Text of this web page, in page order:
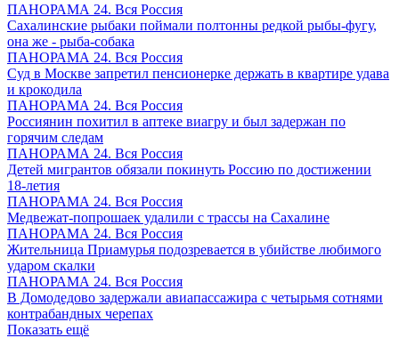
ПАНОРАМА 24. Вся Россия
Сахалинские рыбаки поймали полтонны редкой рыбы-фугу,
она же - рыба-собака
ПАНОРАМА 24. Вся Россия
Суд в Москве запретил пенсионерке держать в квартире удава
и крокодила
ПАНОРАМА 24. Вся Россия
Россиянин похитил в аптеке виагру и был задержан по
горячим следам
ПАНОРАМА 24. Вся Россия
Детей мигрантов обязали покинуть Россию по достижении
18-летия
ПАНОРАМА 24. Вся Россия
Медвежат-попрошаек удалили с трассы на Сахалине
ПАНОРАМА 24. Вся Россия
Жительница Приамурья подозревается в убийстве любимого
ударом скалки
ПАНОРАМА 24. Вся Россия
В Домодедово задержали авиапассажира с четырьмя сотнями
контрабандных черепах
Показать ещё